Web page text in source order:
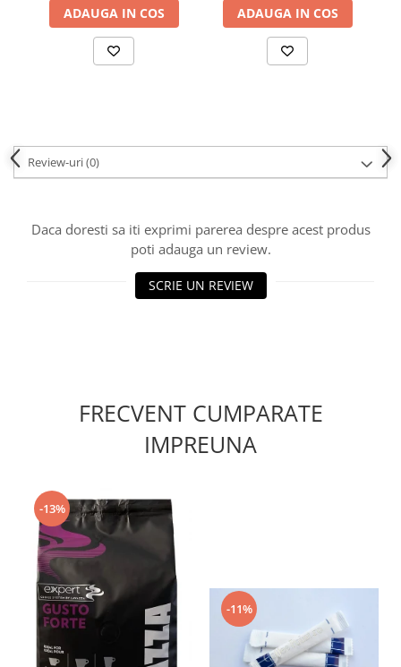
ADAUGA IN COS ADAUGA IN COS
Review-uri(0)
Daca doresti sa iti exprimi parerea despre acest produs
poti adauga un review.
SCRIE UN REVIEW
FRECVENT CUMPARATE
IMPREUNA
-13%
-11%